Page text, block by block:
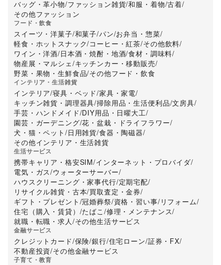
バッグ・革小物/ファッション雑貨/和服・着物/古着/
その他ファッション
フード・飲食
スイーツ・洋菓子/和菓子/パン/お弁当・惣菜/
軽食・ホットスナック/コーヒー・紅茶/その他飲料/
ワイン・洋酒/日本酒・焼酎・地酒/食材・調味料/
物産展・マルシェ/キッチンカー・移動販売/
野菜・果物・生鮮食品/その他フード・飲食
インテリア・生活雑貨
インテリア/寝具・ベッド/家具・家電/
キッチン雑貨・調理器具/掃除用品・生活便利品/文房具/
手芸・ハンドメイド/DIY用品・日曜大工/
園芸・ガーデニング/花・盆栽・ドライフラワー/
犬・猫・ペット /日用雑貨/食器・陶磁器/
その他インテリア・生活雑貨
生活サービス
携帯キャリア・格安SIM/インターネット・プロバイダ/
電気・ガス/ウォーターサーバー/
ハウスクリーニング・家事代行/定期宅配/
リサイクル雑貨・古本/買取査定・金券/
ギフト・プレゼント /冠婚葬祭/資格・習い事/ リフォーム/
住宅（購入・賃貸） /たばこ /修理・メンテナンス/
就職・転職・求人/その他生活サービス
金融サービス
クレジットカード/保険/銀行/住宅ローン/証券・FX/
不動産投資/その他金融サービス
子育て・教育